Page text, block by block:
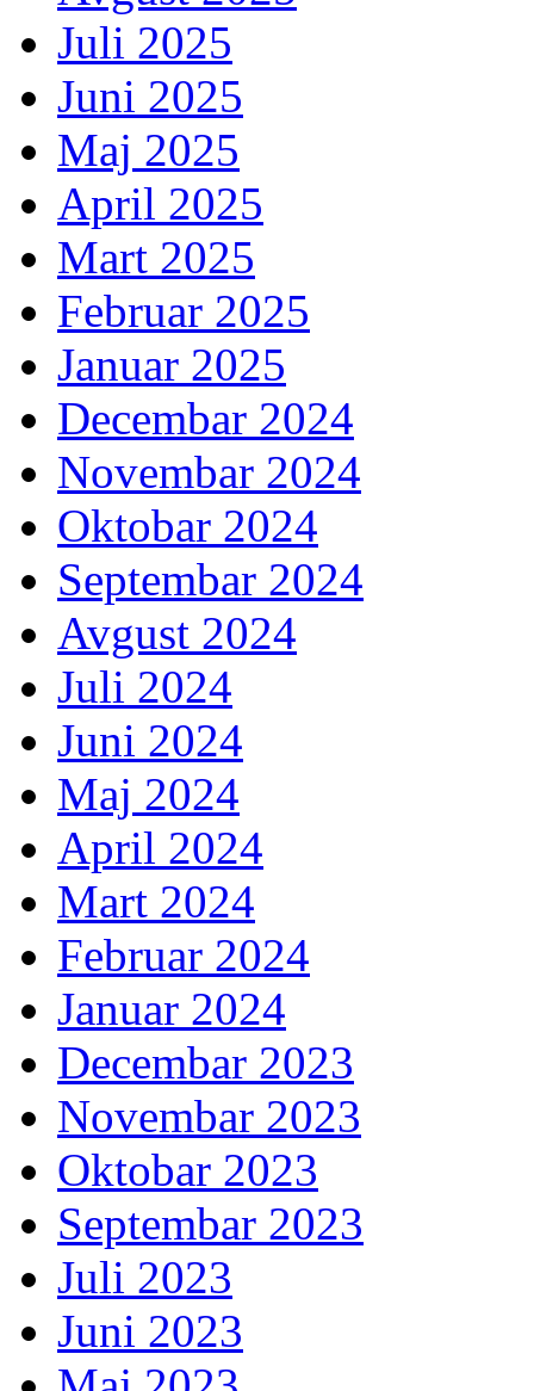
Juli 2025
Juni 2025
Maj 2025
April 2025
Mart 2025
Februar 2025
Januar 2025
Decembar 2024
Novembar 2024
Oktobar 2024
Septembar 2024
Avgust 2024
Juli 2024
Juni 2024
Maj 2024
April 2024
Mart 2024
Februar 2024
Januar 2024
Decembar 2023
Novembar 2023
Oktobar 2023
Septembar 2023
Juli 2023
Juni 2023